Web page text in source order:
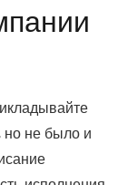
не было и